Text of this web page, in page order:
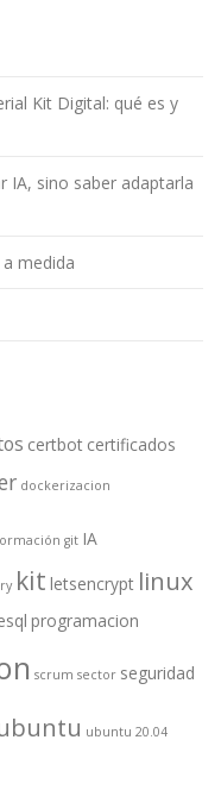
Kit Digital: qué es y
IA, sino saber adaptarla
medida
certbot certificados
dockerizacion
git IA
kit letsencrypt linux
programacion
scrum sector seguridad
ubuntu 20.04